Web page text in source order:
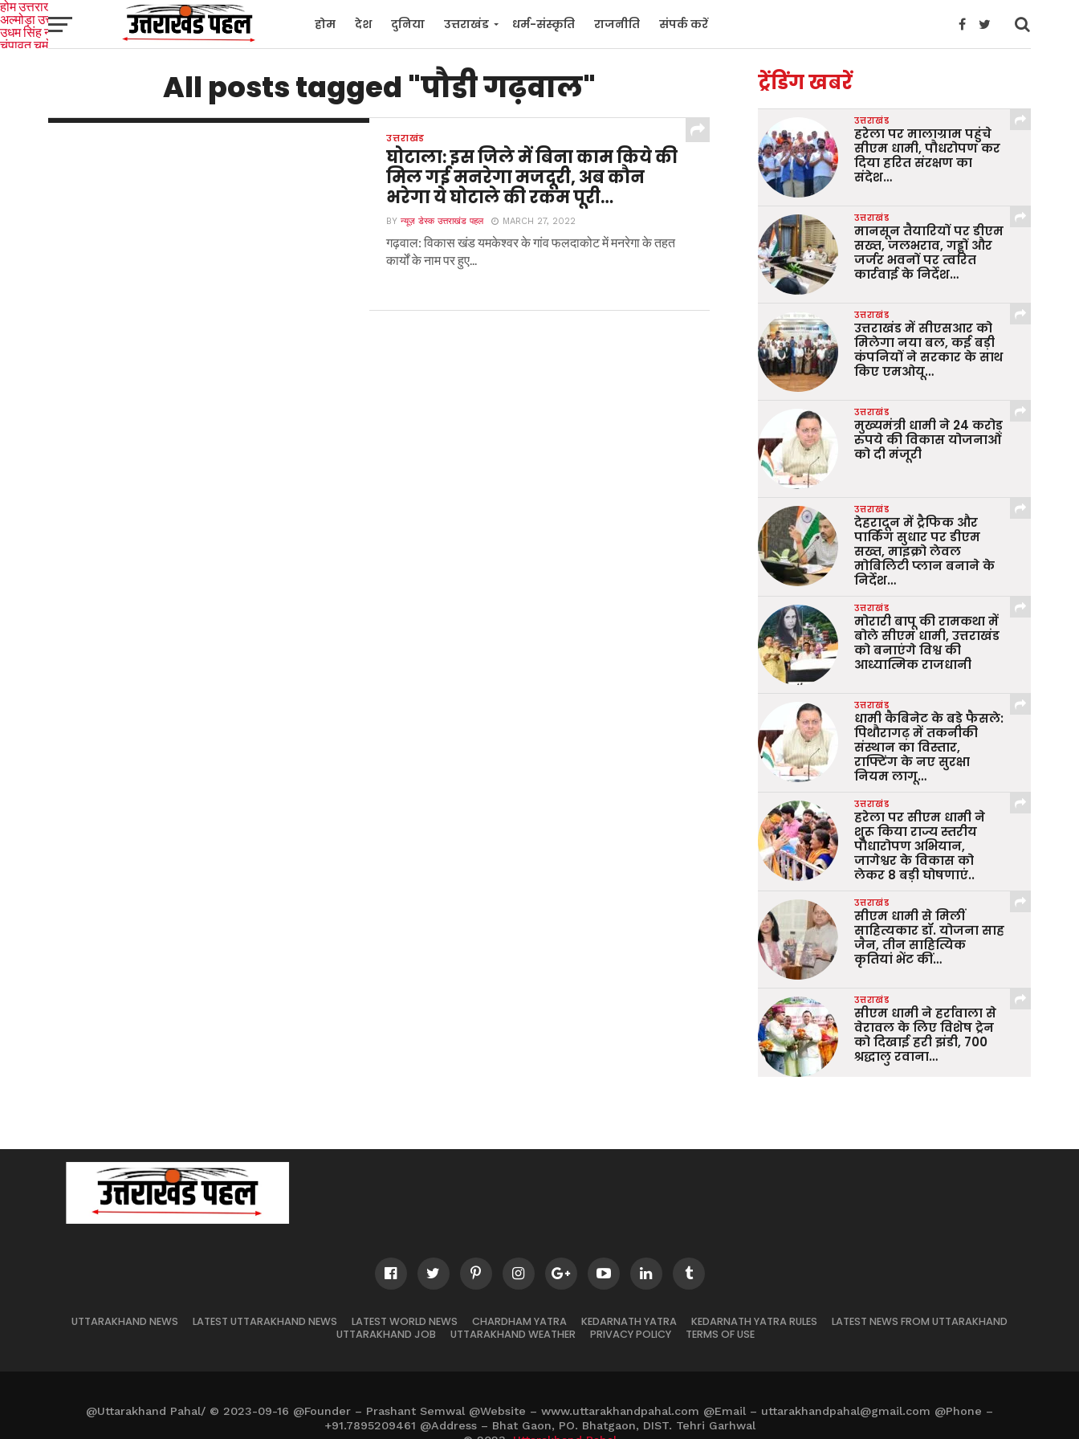
होम देश दुनिया उत्तराखंड धर्म-संस्कृति राजनीति संपर्क करें
होमउत्तराखंड
अल्मोड़ाउत्तरकाशी
उधम सिंह नगर
चंपावतचमोलीटिहरी
All posts tagged "पौडी गढ़वाल"
उत्तराखंड
घोटाला: इस जिले में बिना काम किये की
मिल गई मनरेगा मजदूरी, अब कौन
भरेगा ये घोटाले की रकम पूरी…
BYन्यूज़ डेस्क उत्तराखंड पहल MARCH 27, 2022
गढ़वाल: विकास खंड यमकेश्वर के गांव फलदाकोट में मनरेगा के तहत
कार्यों के नाम पर हुए...
ट्रेंडिंग खबरें
उत्तराखंड
हरेला पर मालाग्राम पहुंचे
सीएम धामी, पौधरोपण कर
दिया हरित संरक्षण का
संदेश…
उत्तराखंड
मानसून तैयारियों पर डीएम
सख्त, जलभराव, गड्ढों और
जर्जर भवनों पर त्वरित
कार्रवाई के निर्देश…
उत्तराखंड
उत्तराखंड में सीएसआर को
मिलेगा नया बल, कई बड़ी
कंपनियों ने सरकार के साथ
किए एमओयू…
उत्तराखंड
मुख्यमंत्री धामी ने 24 करोड़
रुपये की विकास योजनाओं
को दी मंजूरी
उत्तराखंड
देहरादून में ट्रैफिक और
पार्किंग सुधार पर डीएम
सख्त, माइक्रो लेवल
मोबिलिटी प्लान बनाने के
निर्देश…
उत्तराखंड
मोरारी बापू की रामकथा में
बोले सीएम धामी, उत्तराखंड
को बनाएंगे विश्व की
आध्यात्मिक राजधानी
उत्तराखंड
धामी कैबिनेट के बड़े फैसले:
पिथौरागढ़ में तकनीकी
संस्थान का विस्तार,
राफ्टिंग के नए सुरक्षा
नियम लागू…
उत्तराखंड
हरेला पर सीएम धामी ने
शुरू किया राज्य स्तरीय
पौधारोपण अभियान,
जागेश्वर के विकास को
लेकर 8 बड़ी घोषणाएं..
उत्तराखंड
सीएम धामी से मिलीं
साहित्यकार डॉ. योजना साह
जैन, तीन साहित्यिक
कृतियां भेंट कीं…
उत्तराखंड
सीएम धामी ने हर्रावाला से
वेरावल के लिए विशेष ट्रेन
को दिखाई हरी झंडी, 700
श्रद्धालु रवाना…
UTTARAKHAND NEWS LATEST UTTARAKHAND NEWS LATEST WORLD NEWS CHARDHAM YATRA KEDARNATH YATRA KEDARNATH YATRA RULES
LATEST NEWS FROM UTTARAKHAND
UTTARAKHAND JOB
UTTARAKHAND WEATHER PRIVACY POLICY TERMS OF USE
@Uttarakhand Pahal/ © 2023-09-16 @Founder – Prashant Semwal @Website – www.uttarakhandpahal.com @Email – uttarakhandpahal@gmail.com @Phone –
+91.7895209461 @Address – Bhat Gaon, PO. Bhatgaon, DIST. Tehri Garhwal